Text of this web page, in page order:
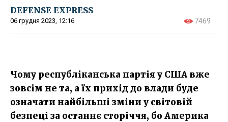
DEFENSE EXPRESS
06 грудня 2023, 12:16 7469
Чому республіканська партія у США вже
зовсім не та, а їх прихід до влади буде
означати найбільші зміни у світовій
безпеці за останнє сторіччя, бо Америка